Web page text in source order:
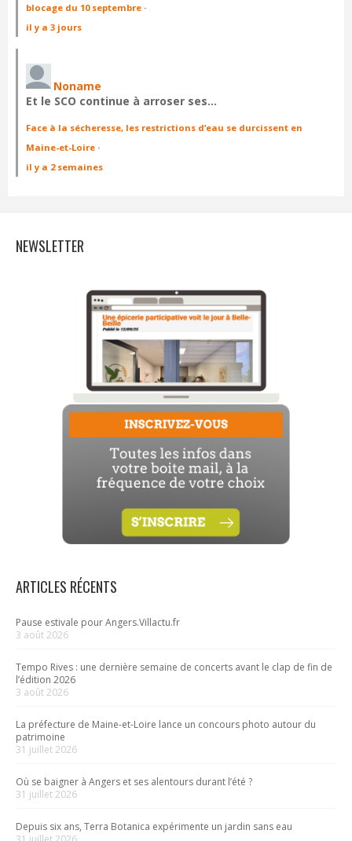
blocage du 10 septembre ·
il y a 3 jours
Noname
Et le SCO continue à arroser ses…
Face à la sécheresse, les restrictions d’eau se durcissent en
Maine-et-Loire ·
il y a 2 semaines
NEWSLETTER
ARTICLES RÉCENTS
Pause estivale pour Angers.Villactu.fr
3 août 2026
Tempo Rives : une dernière semaine de concerts avant le clap de fin de
l’édition 2026
3 août 2026
La préfecture de Maine-et-Loire lance un concours photo autour du
patrimoine
31 juillet 2026
Où se baigner à Angers et ses alentours durant l’été ?
31 juillet 2026
Depuis six ans, Terra Botanica expérimente un jardin sans eau